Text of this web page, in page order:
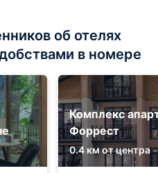
об отелях
в номере
Комплекс
Форрест
0.4 км от центра